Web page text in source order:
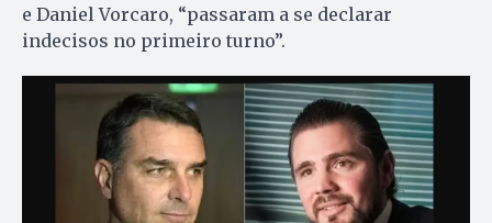
e Daniel Vorcaro, “passaram a se declarar
indecisos no primeiro turno”.